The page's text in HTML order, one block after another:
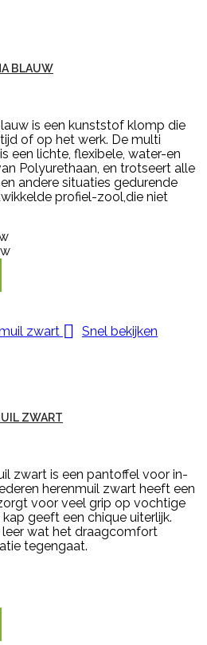
BLAUW
is een kunststof klomp die
of op het werk. De multi
een lichte, flexibele, water-en
Polyurethaan, en trotseert alle
andere situaties gedurende
profiel-zool,die niet

Snel bekijken
ZWART
zwart is een pantoffel voor in-
herenmuil zwart heeft een
voor veel grip op vochtige
geeft een chique uiterlijk.
wat het draagcomfort
tegengaat.